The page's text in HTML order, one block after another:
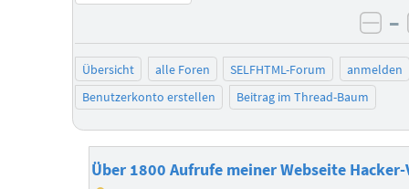
–
Übersicht alle Foren SELFHTML-Forum
anmelden
Benutzerkonto erstellen
Beitrag im Thread-Baum
Über 1800 Aufrufe meiner Webseite Hacker-